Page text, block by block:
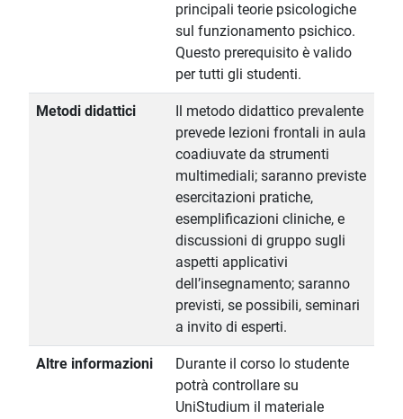
principali teorie psicologiche
sul funzionamento psichico.
Questo prerequisito è valido
per tutti gli studenti.
Metodi didattici
Il metodo didattico prevalente
prevede lezioni frontali in aula
coadiuvate da strumenti
multimediali; saranno previste
esercitazioni pratiche,
esemplificazioni cliniche, e
discussioni di gruppo sugli
aspetti applicativi
dell’insegnamento; saranno
previsti, se possibili, seminari
a invito di esperti.
Altre informazioni
Durante il corso lo studente
potrà controllare su
UniStudium il materiale